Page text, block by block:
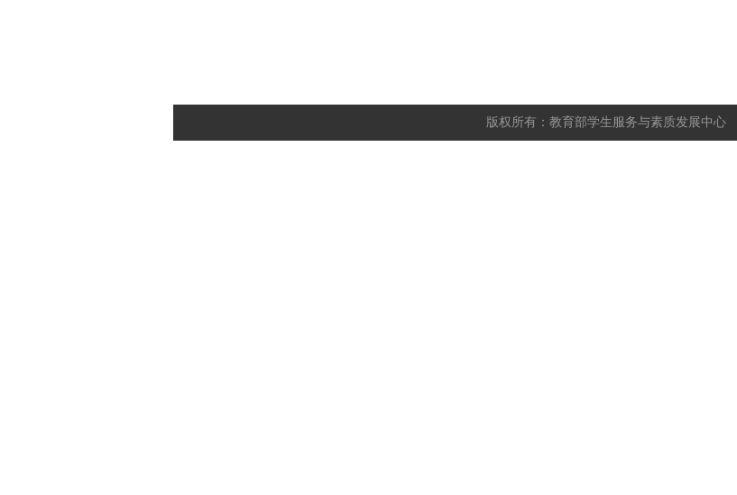
版权所有：教育部学生服务与素质发展中心